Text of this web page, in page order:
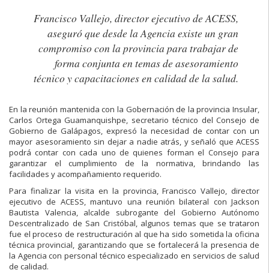
Francisco Vallejo, director ejecutivo de ACESS,
aseguró que desde la Agencia existe un gran
compromiso con la provincia para trabajar de
forma conjunta en temas de asesoramiento
técnico y capacitaciones en calidad de la salud.
En la reunión mantenida con la Gobernación de la provincia Insular,
Carlos Ortega Guamanquishpe, secretario técnico del Consejo de
Gobierno de Galápagos, expresó la necesidad de contar con un
mayor asesoramiento sin dejar a nadie atrás, y señaló que ACESS
podrá contar con cada uno de quienes forman el Consejo para
garantizar el cumplimiento de la normativa, brindando las
facilidades y acompañamiento requerido.
Para finalizar la visita en la provincia, Francisco Vallejo, director
ejecutivo de ACESS, mantuvo una reunión bilateral con Jackson
Bautista Valencia, alcalde subrogante del Gobierno Autónomo
Descentralizado de San Cristóbal, algunos temas que se trataron
fue el proceso de restructuración al que ha sido sometida la oficina
técnica provincial, garantizando que se fortalecerá la presencia de
la Agencia con personal técnico especializado en servicios de salud
de calidad.